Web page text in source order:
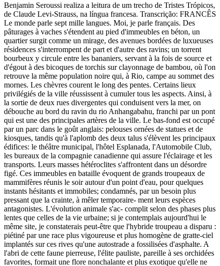
Benjamin Seroussi realiza a leitura de um trecho de Tristes Trópicos,
de Claude Levi-Strauss, na língua francesa. Transcrição: FRANCÊS
Le monde parle sept mille langues. Moi, je parle français. Des
pâturages à vaches s'étendent au pied d'immeubles en béton, un
quartier surgit comme un mirage, des avenues bordées de luxueuses
résidences s'interrompent de part et d'autre des ravins; un torrent
bourbeux y circule entre les bananiers, servant à la fois de source et
d'égout à des bicoques de torchis sur clayonnage de bambou, où l'on
retrouve la même population noire qui, à Rio, campe au sommet des
mornes. Les chèvres courent le long des pentes. Certains lieux
privilégiés de la ville réussissent à cumuler tous les aspects. Ainsi, à
la sortie de deux rues divergentes qui conduisent vers la mer, on
débouche au bord du ravin du rio Anhangabahu, franchi par un pont
qui est une des principales artères de la ville. Le bas-fond est occupé
par un parc dans le goût anglais: pelouses ornées de statues et de
kiosques, tandis qu'à l'aplomb des deux talus s'élèvent les principaux
édifices: le théâtre municipal, l'hôtel Esplanada, l'Automobile Club,
les bureaux de la compagnie canadienne qui assure l'éclairage et les
transports. Leurs masses hétéroclites s'affrontent dans un désordre
figé. Ces immeubles en bataille évoquent de grands troupeaux de
mammifères réunis le soir autour d'un point d'eau, pour quelques
instants hésitants et immobiles; condamnés, par un besoin plus
pressant que la crainte, à mêler temporaire- ment leurs espèces
antagonistes. L'évolution animale s'ac- complit selon des phases plus
lentes que celles de la vie urbaine; si je contemplais aujourd'hui le
même site, je constaterais peut-être que l'hybride troupeau a disparu :
piétiné par une race plus vigoureuse et plus homogène de gratte-ciel
implantés sur ces rives qu'une autostrade a fossilisées d'asphalte. A
l'abri de cette faune pierreuse, l'élite pauliste, pareille à ses orchidées
favorites, formait une flore nonchalante et plus exotique qu'elle ne